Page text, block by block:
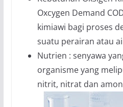
Oxcygen Demand
kimiawi bagi proses
suatu perairan atau
Nutrien : senyawa
organisme yang
nitrit, nitrat dan am